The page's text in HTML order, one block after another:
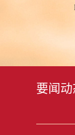
要闻动